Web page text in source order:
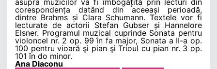
corespondența datând din aceeași perioadă,
dintre Brahms și Clara Schumann. Textele vor fi
lecturate de actorii Stefan Gubser și Hannelore
Elsner. Programul muzical cuprinde Sonata pentru
violoncel nr. 2 op. 99 în fa major, Sonata a II-a op.
100 pentru vioară şi pian şi Trioul cu pian nr. 3 op.
101 în do minor.
Ana Diaconu